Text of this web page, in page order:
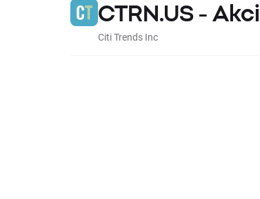
CTRN.US -
Citi Trends Inc